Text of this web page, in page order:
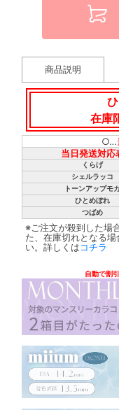
商品説明
在庫
○…
当日発送対応
くらげ
シェルラッコ
トーンアップモカ
ひとめぼれ
つばめ
※ご注文が殺到した場
た、在庫切れとなる
い。詳しくはコチラ
自動で割